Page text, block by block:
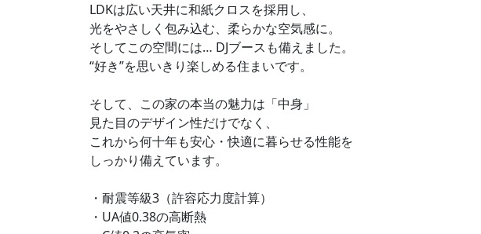
LDKは広い天井に和紙クロスを採用し、
光をやさしく包み込む、柔らかな空気感に。
そしてこの空間には… DJブースも備えました。
“好き”を思いきり楽しめる住まいです。
そして、この家の本当の魅力は「中身」
見た目のデザイン性だけでなく、
これから何十年も安心・快適に暮らせる性能を
しっかり備えています。
・耐震等級3（許容応力度計算）
・UA値0.38の高断熱